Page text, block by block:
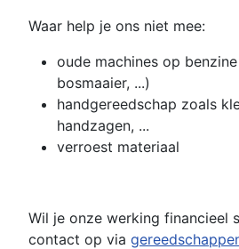
Waar help je ons niet mee:
oude machines op
bosmaaier, ...)
handgereedschap zoals
handzagen, ...
verroest materiaal
Wil je onze werking financieel
contact op via